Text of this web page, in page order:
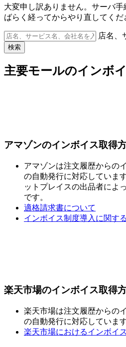
大変申し訳ありません。サーバ
ばらく経ってからやり直してくだ
店名、
検索
主要モールのインボ
アマゾンのインボイス取得
アマゾンは注文履歴からの
の自動発行に対応していま
ットプレイスの出品者によ
です。
適格請求書について
インボイス制度導入に関す
楽天市場のインボイス取得
楽天市場は注文履歴からの
の自動発行に対応しています
楽天市場におけるインボイ